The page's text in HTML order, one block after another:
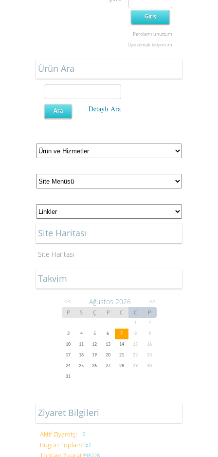
Parolamı unuttum
Üye olmak istiyorum
Ürün Ara
Detaylı Ara
Site Haritası
Site Haritası
Takvim
<< Ağustos 2026 >>
P S Ç P C C P
1
2
3
4 5 6 7 8
9
10
11 12 13 14 15
16
17
18 19 20 21 22
23
24
25 26 27 28 29
30
31
Ziyaret Bilgileri
Aktif Ziyaretçi 5
Bugün Toplam157
398228